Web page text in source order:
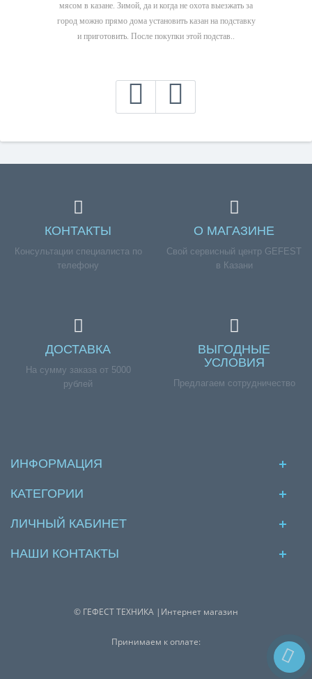
мясом в казане. Зимой, да и когда не охота выезжать за
город можно прямо дома установить казан на подставку
и приготовить. После покупки этой подстав..
КОНТАКТЫ
Консультации специалиста по
телефону
О МАГАЗИНЕ
Свой сервисный центр GEFEST
в Казани
ДОСТАВКА
На сумму заказа от 5000
рублей
ВЫГОДНЫЕ
УСЛОВИЯ
Предлагаем сотрудничество
ИНФОРМАЦИЯ
КАТЕГОРИИ
ЛИЧНЫЙ КАБИНЕТ
НАШИ КОНТАКТЫ
© ГЕФЕСТ ТЕХНИКА |Интернет магазин
Принимаем к оплате: